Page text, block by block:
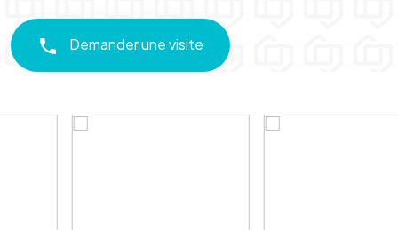
Demander une visite